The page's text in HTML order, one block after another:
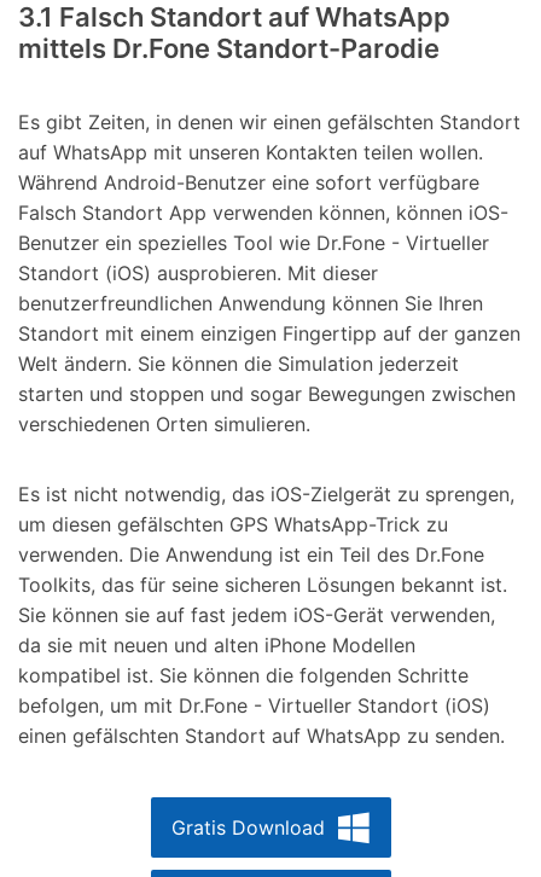
3.1 Falsch Standort auf WhatsApp
mittels Dr.Fone Standort-Parodie
Es gibt Zeiten, in denen wir einen gefälschten Standort
auf WhatsApp mit unseren Kontakten teilen wollen.
Während Android-Benutzer eine sofort verfügbare
Falsch Standort App verwenden können, können iOS-
Benutzer ein spezielles Tool wie Dr.Fone - Virtueller
Standort (iOS) ausprobieren. Mit dieser
benutzerfreundlichen Anwendung können Sie Ihren
Standort mit einem einzigen Fingertipp auf der ganzen
Welt ändern. Sie können die Simulation jederzeit
starten und stoppen und sogar Bewegungen zwischen
verschiedenen Orten simulieren.
Es ist nicht notwendig, das iOS-Zielgerät zu sprengen,
um diesen gefälschten GPS WhatsApp-Trick zu
verwenden. Die Anwendung ist ein Teil des Dr.Fone
Toolkits, das für seine sicheren Lösungen bekannt ist.
Sie können sie auf fast jedem iOS-Gerät verwenden,
da sie mit neuen und alten iPhone Modellen
kompatibel ist. Sie können die folgenden Schritte
befolgen, um mit Dr.Fone - Virtueller Standort (iOS)
einen gefälschten Standort auf WhatsApp zu senden.
Gratis Download